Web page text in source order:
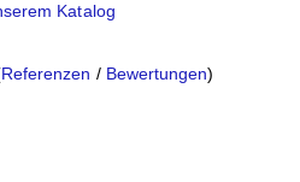
Katalog
Referenzen / Bewertungen)